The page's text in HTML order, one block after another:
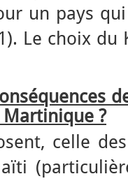
un pays
Le choix
Martinique ?
celle